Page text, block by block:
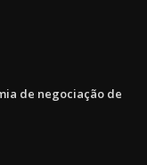
de negociação de